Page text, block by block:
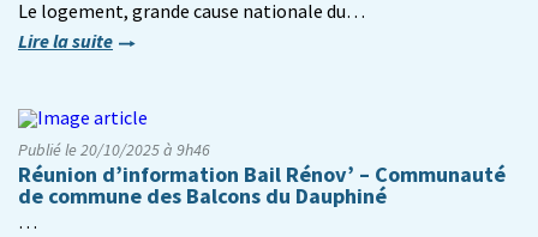
Le logement, grande cause nationale du…
Lire la suite
Publié le 20/10/2025 à 9h46
Réunion d’information Bail Rénov’ – Communauté
de commune des Balcons du Dauphiné
…